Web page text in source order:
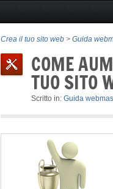
Crea il tuo sito web > Guida
COME
TUO SITO
Scritto in: Guida